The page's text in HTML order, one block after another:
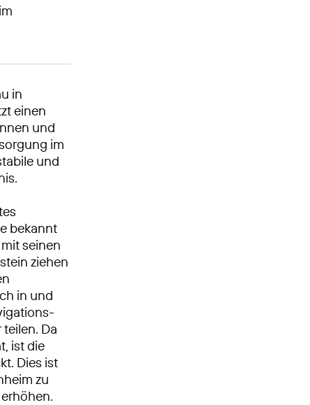
in
einen
und
im
und
bekannt
seinen
ziehen
in und
Da
ist die
Dies ist
zu